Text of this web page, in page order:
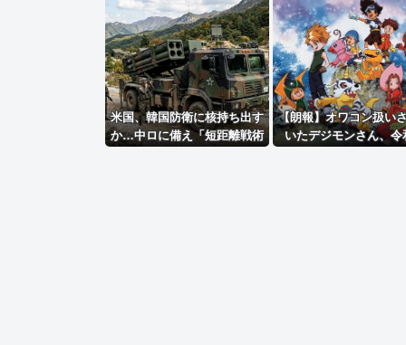
Powered by livedoor 相互RSS
米国、韓国防衛に核持ち出す
か…中ロに備え「短距離戦術
【朗報】オワコン扱い
いたデジモンさん、令